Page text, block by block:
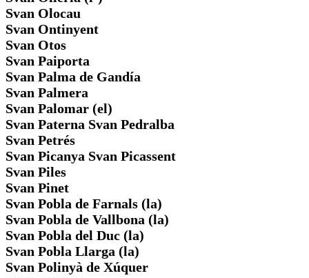
Svan Olocau
Svan Ontinyent
Svan Otos
Svan Paiporta
Svan Palma de Gandía
Svan Palmera
Svan Palomar (el)
Svan Paterna Svan Pedralba
Svan Petrés
Svan Picanya Svan Picassent
Svan Piles
Svan Pinet
Svan Pobla de Farnals (la)
Svan Pobla de Vallbona (la)
Svan Pobla del Duc (la)
Svan Pobla Llarga (la)
Svan Polinyà de Xúquer